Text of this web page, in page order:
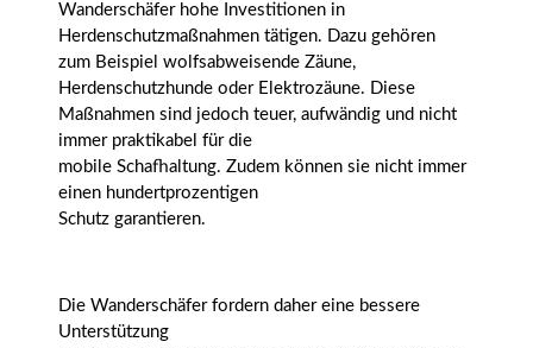
Wanderschäfer hohe Investitionen in
Herdenschutzmaßnahmen tätigen. Dazu gehören
zum Beispiel wolfsabweisende Zäune,
Herdenschutzhunde oder Elektrozäune. Diese
Maßnahmen sind jedoch teuer, aufwändig und nicht
immer praktikabel für die
mobile Schafhaltung. Zudem können sie nicht immer
einen hundertprozentigen
Schutz garantieren.
Die Wanderschäfer fordern daher eine bessere
Unterstützung